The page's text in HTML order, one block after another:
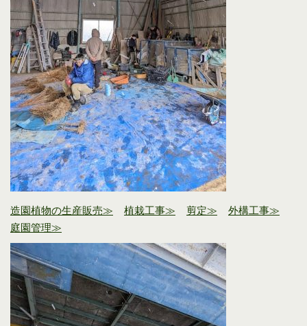
造園植物の生産販売≫ 植栽工事≫ 剪定≫
外構工事≫
庭園管理≫